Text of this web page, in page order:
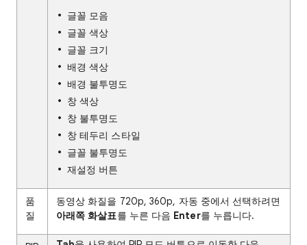
글꼴 모음
글꼴 색상
글꼴 크기
배경 색상
배경 불투명도
창 색상
창 불투명도
창 테두리 스타일
글꼴 불투명도
재설정 버튼
품
질
동영상 화질을 720p, 360p, 자동 중에서 선택하려면
아래쪽 화살표를 누른 다음 Enter를 누릅니다.